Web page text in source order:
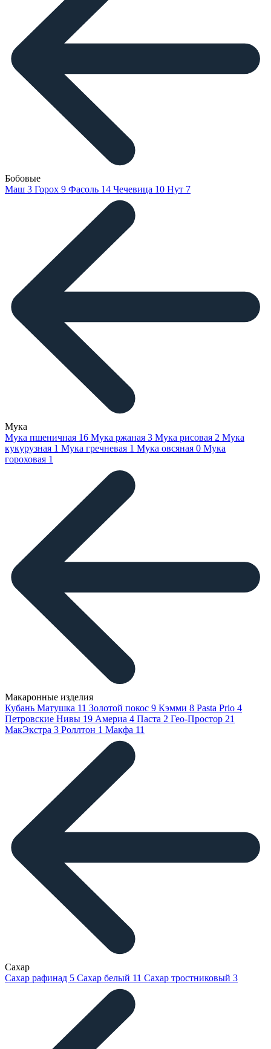
Бобовые
Маш 3 Горох 9 Фасоль 14 Чечевица 10 Нут 7
Мука
Мука пшеничная 16 Мука ржаная 3 Мука рисовая 2 Мука
кукурузная 1 Мука гречневая 1 Мука овсяная 0 Мука
гороховая 1
Макаронные изделия
Кубань Матушка 11 Золотой покос 9 Кэмми 8 Pasta Prio 4
Петровские Нивы 19 Америа 4 Паста 2 Гео-Простор 21
МакЭкстра 3 Роллтон 1 Макфа 11
Сахар
Сахар рафинад 5 Сахар белый 11 Сахар тростниковый 3